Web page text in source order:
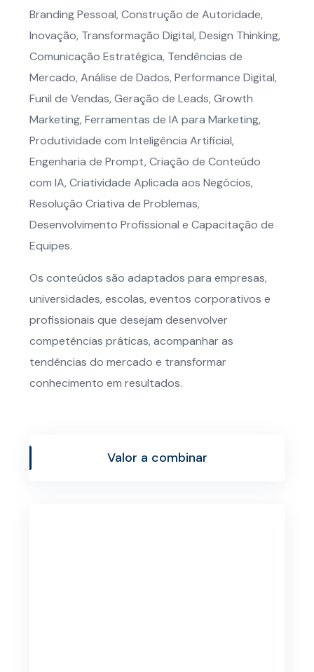
Branding Pessoal, Construção de Autoridade,
Inovação, Transformação Digital, Design Thinking,
Comunicação Estratégica, Tendências de
Mercado, Análise de Dados, Performance Digital,
Funil de Vendas, Geração de Leads, Growth
Marketing, Ferramentas de IA para Marketing,
Produtividade com Inteligência Artificial,
Engenharia de Prompt, Criação de Conteúdo
com IA, Criatividade Aplicada aos Negócios,
Resolução Criativa de Problemas,
Desenvolvimento Profissional e Capacitação de
Equipes.
Os conteúdos são adaptados para empresas,
universidades, escolas, eventos corporativos e
profissionais que desejam desenvolver
competências práticas, acompanhar as
tendências do mercado e transformar
conhecimento em resultados.
Valor a combinar